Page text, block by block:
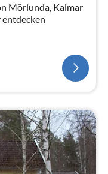
Mörlunda, Kalmar
entdecken